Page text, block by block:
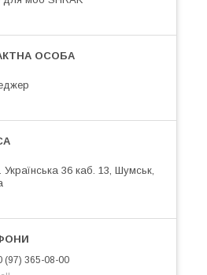
Українська 36 каб. 13, Шумськ,
(97) 365-08-00